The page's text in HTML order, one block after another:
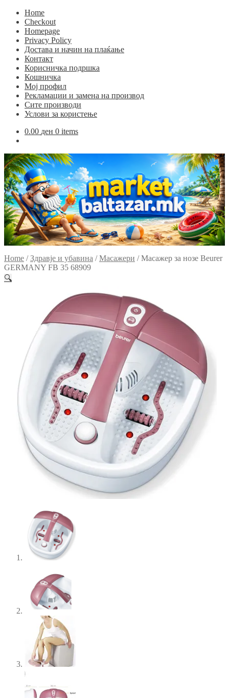
Home
Checkout
Homepage
Privacy Policy
Достава и начин на плаќање
Контакт
Корисничка подршка
Кошничка
Мој профил
Рекламации и замена на производ
Сите производи
Услови за користење
0.00 ден 0 items
Home /Здравје и убавина /Масажери /Масажер за нозе Beurer
GERMANY FB 35 68909
🔍